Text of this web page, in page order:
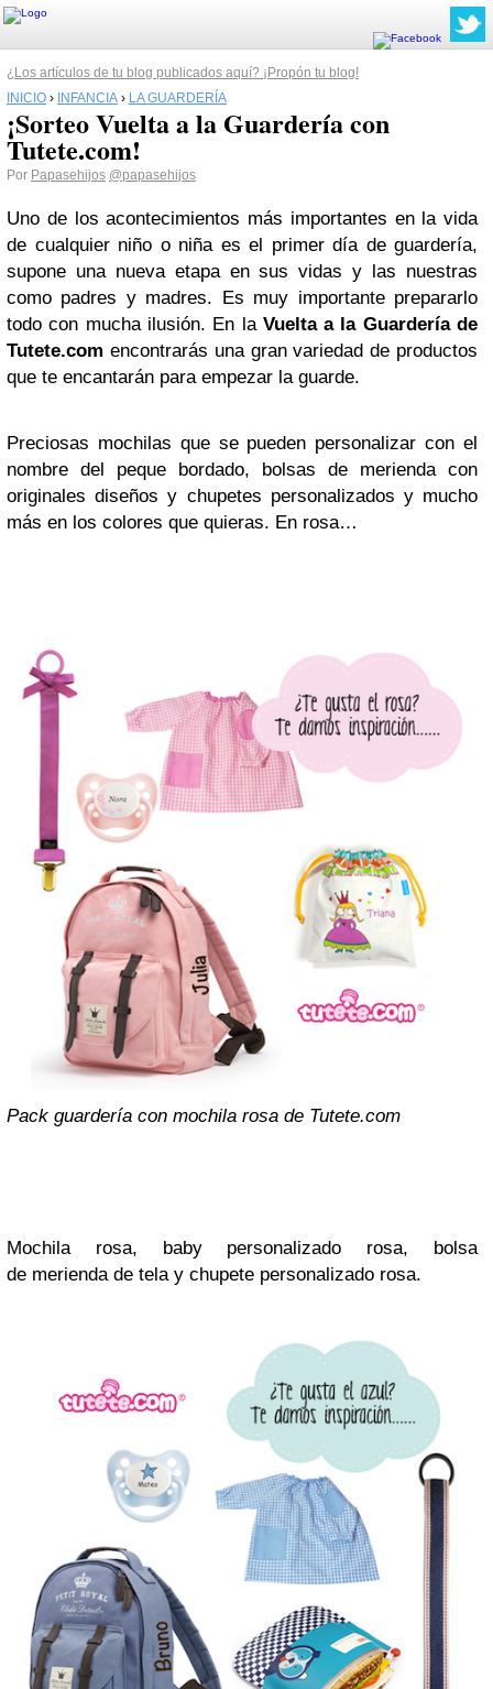
¿Los artículos de tu blog publicados aquí? ¡Propón tu blog!
INICIO › INFANCIA › LA GUARDERÍA
¡Sorteo Vuelta a la Guardería con
Tutete.com!
Por Papasehijos @papasehijos
Uno de los acontecimientos más importantes en la vida
de cualquier niño o niña es el primer día de guardería,
supone una nueva etapa en sus vidas y las nuestras
como padres y madres. Es muy importante prepararlo
todo con mucha ilusión. En la Vuelta a la Guardería de
Tutete.com encontrarás una gran variedad de productos
que te encantarán para empezar la guarde.
Preciosas mochilas que se pueden personalizar con el
nombre del peque bordado, bolsas de merienda con
originales diseños y chupetes personalizados y mucho
más en los colores que quieras. En rosa…
Pack guardería con mochila rosa de Tutete.com
Mochila rosa, baby personalizado rosa, bolsa
de merienda de tela y chupete personalizado rosa.